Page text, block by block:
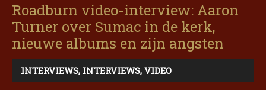
Roadburn video-interview: Aaron
Turner over Sumac in de kerk,
nieuwe albums en zijn angsten
INTERVIEWS, INTERVIEWS, VIDEO